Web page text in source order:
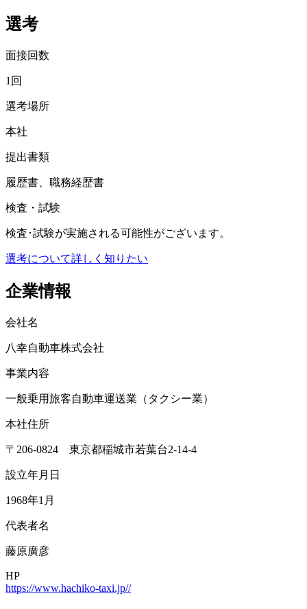
選考
面接回数
1回
選考場所
本社
提出書類
履歴書、職務経歴書
検査・試験
検査･試験が実施される可能性がございます。
選考について詳しく知りたい
企業情報
会社名
八幸自動車株式会社
事業内容
一般乗用旅客自動車運送業（タクシー業）
本社住所
〒206-0824 東京都稲城市若葉台2-14-4
設立年月日
1968年1月
代表者名
藤原廣彦
HP
https://www.hachiko-taxi.jp//